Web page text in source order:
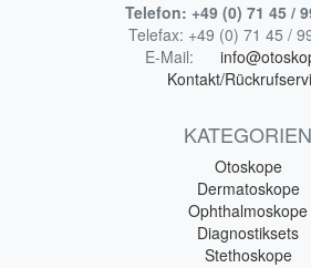
Telefon: +49 (0) 71 45 /
Telefax: +49 (0) 71 45 /
E-Mail:
Kontakt/
KATEGORIEN
Otoskope
Dermatoskope
Ophthalmoskope
Diagnostiksets
Stethoskope